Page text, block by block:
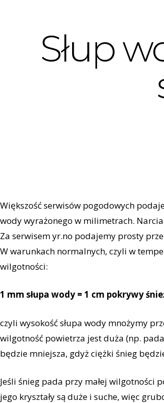
Słup
Większość serwisów pogodowych
wody wyrażonego w milimetrach.
Za serwisem yr.no podajemy prosty
W warunkach normalnych, czyli w
wilgotności:
1 mm słupa wody = 1 cm pokrywy
czyli wysokość słupa wody mnożymy
wilgotność powietrza jest duża (np.
będzie mniejsza, gdyż ciężki śnieg
Jeśli śnieg pada przy małej wilgotności
jego kryształy są duże i suche, więc